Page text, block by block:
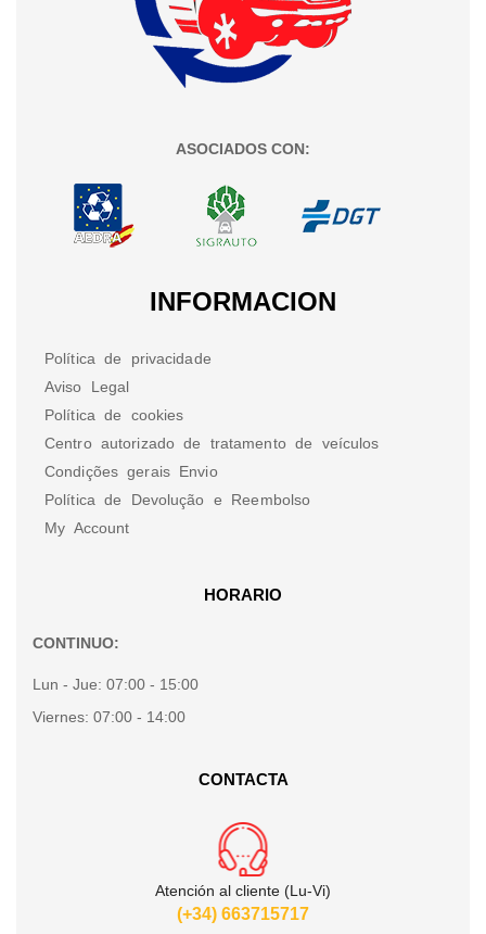
ASOCIADOS CON:
INFORMACION
Política de privacidade
Aviso Legal
Política de cookies
Centro autorizado de tratamento de veículos
Condições gerais Envio
Política de Devolução e Reembolso
My Account
HORARIO
CONTINUO:
Lun - Jue: 07:00 - 15:00
Viernes: 07:00 - 14:00
CONTACTA
Atención al cliente (Lu-Vi)
(+34) 663715717